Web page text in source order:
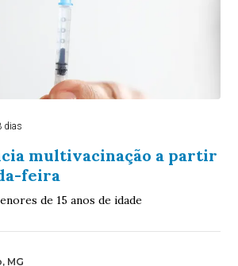
dias
multivacinação a partir
feira
de 15 anos de idade
MG